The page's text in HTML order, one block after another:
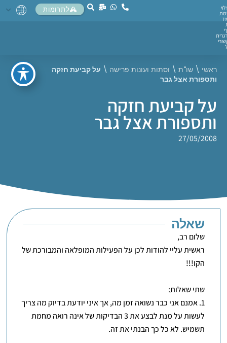
לתרומות
ראשי \ שו"ת \ וסתות ועונות פרישה \ על קביעת חזקה
ותספורת אצל גבר
על קביעת חזקה
ותספורת אצל גבר
27/05/2008
שאלה
שלום רב,
ראשית עליי להודות לכן על הפעילות המופלאה והמבורכת של
הקו!!!
שתי שאלות:
1. אמנם אני כבר נשואה זמן מה, אך איני יודעת בדיוק מה צריך
לעשות על מנת לבצע את 3 הבדיקות של אינה רואה מחמת
תשמיש. לא כל כך הבנתי את זה.